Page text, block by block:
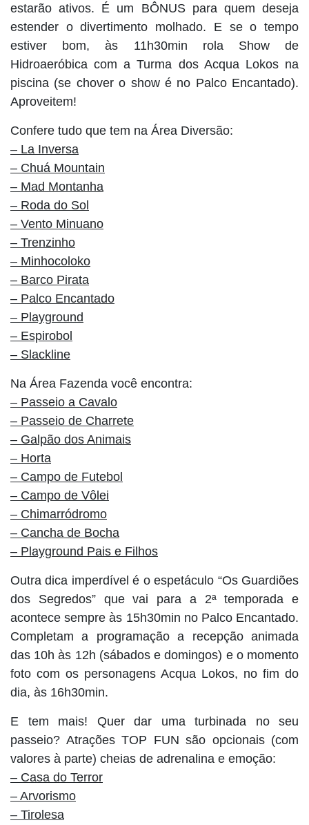
estarão ativos. É um BÔNUS para quem deseja
estender o divertimento molhado. E se o tempo
estiver bom, às 11h30min rola Show de
Hidroaeróbica com a Turma dos Acqua Lokos na
piscina (se chover o show é no Palco Encantado).
Aproveitem!
Confere tudo que tem na Área Diversão:
– La Inversa
– Chuá Mountain
– Mad Montanha
– Roda do Sol
– Vento Minuano
– Trenzinho
– Minhocoloko
– Barco Pirata
– Palco Encantado
– Playground
– Espirobol
– Slackline
Na Área Fazenda você encontra:
– Passeio a Cavalo
– Passeio de Charrete
– Galpão dos Animais
– Horta
– Campo de Futebol
– Campo de Vôlei
– Chimarródromo
– Cancha de Bocha
– Playground Pais e Filhos
Outra dica imperdível é o espetáculo “Os Guardiões
dos Segredos” que vai para a 2ª temporada e
acontece sempre às 15h30min no Palco Encantado.
Completam a programação a recepção animada
das 10h às 12h (sábados e domingos) e o momento
foto com os personagens Acqua Lokos, no fim do
dia, às 16h30min.
E tem mais! Quer dar uma turbinada no seu
passeio? Atrações TOP FUN são opcionais (com
valores à parte) cheias de adrenalina e emoção:
– Casa do Terror
– Arvorismo
– Tirolesa